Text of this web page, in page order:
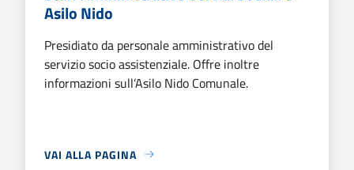
Asilo Nido
Presidiato da personale amministrativo del
servizio socio assistenziale. Offre inoltre
informazioni sull’Asilo Nido Comunale.
VAI ALLA PAGINA